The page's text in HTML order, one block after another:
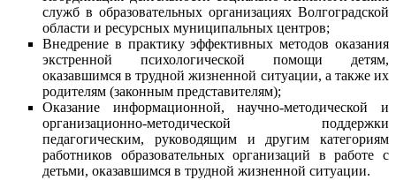
служб в образовательных организациях Волгоградской
области и ресурсных муниципальных центров;
Внедрение в практику эффективных методов оказания
экстренной психологической помощи детям,
оказавшимся в трудной жизненной ситуации, а также их
родителям (законным представителям);
Оказание информационной, научно-методической и
организационно-методической поддержки
педагогическим, руководящим и другим категориям
работников образовательных организаций в работе с
детьми, оказавшимся в трудной жизненной ситуации.